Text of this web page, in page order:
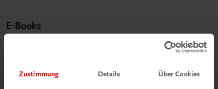
Zustimmung Details Über Cookies
E-Books